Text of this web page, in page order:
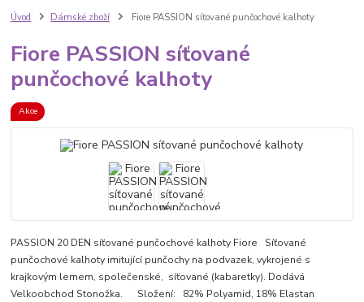
Úvod Dámské zboží Fiore PASSION síťované punčochové kalhoty
Fiore PASSION síťované
punčochové kalhoty
Akce
PASSION 20 DEN síťované punčochové kalhoty Fiore Síťované
punčochové kalhoty imitující punčochy na podvazek, vykrojené s
krajkovým lemem, společenské, síťované (kabaretky). Dodává
Velkoobchod Stonožka. Složení: 82% Polyamid, 18% Elastan